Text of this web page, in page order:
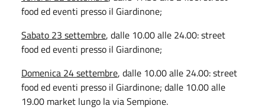
food ed eventi presso il Giardinone;
Sabato 23 settembre, dalle 10.00 alle 24.00: street
food ed eventi presso il Giardinone;
Domenica 24 settembre, dalle 10.00 alle 24.00: street
food ed eventi presso il Giardinone; dalle 10.00 alle
19.00 market lungo la via Sempione.